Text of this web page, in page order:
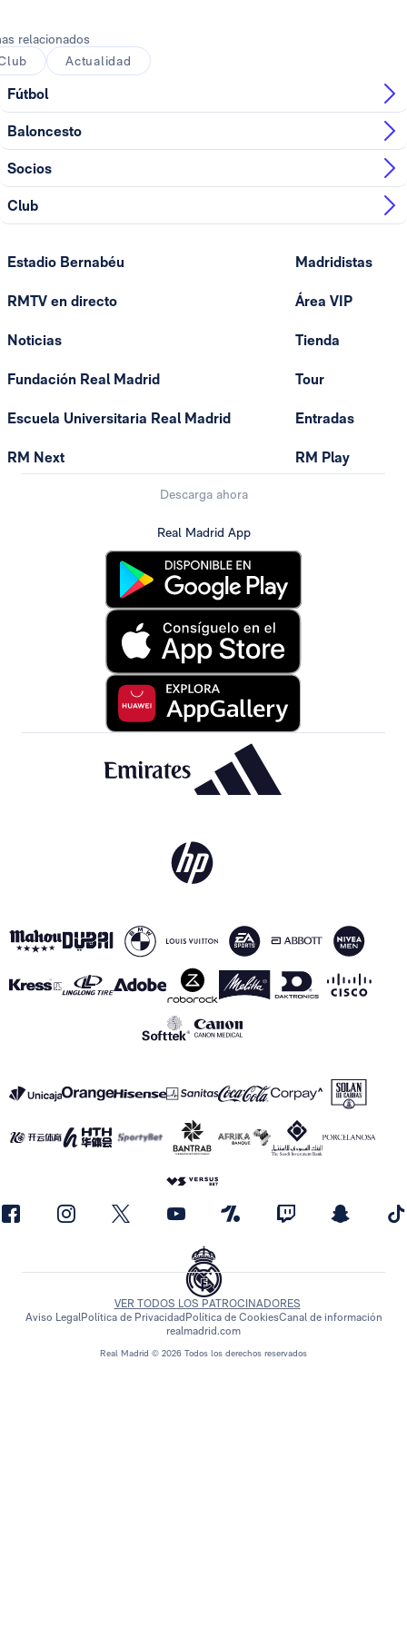
relacionados
Actualidad
Fútbol
Baloncesto
Socios
Club
Estadio Bernabéu
RMTV en directo
Noticias
Fundación Real Madrid
Escuela Universitaria Real Madrid
RM Next
Madridistas
Área VIP
Tienda
Tour
Entradas
RM Play
Descarga ahora
Real Madrid App
Real Madrid © 2026 Todos los derechos reservados
VER TODOS LOS PATROCINADORES
Aviso LegalPolítica de PrivacidadPolítica de CookiesCanal de información
realmadrid.com